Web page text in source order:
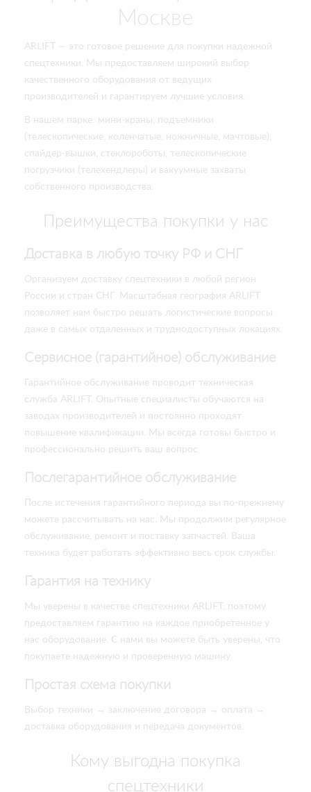
Москве
ARLIFT — это готовое решение для покупки надежной
спецтехники. Мы предоставляем широкий выбор
качественного оборудования от ведущих
производителей и гарантируем лучшие условия.
В нашем парке: мини-краны, подъемники
(телескопические, коленчатые, ножничные, мачтовые),
спайдер-вышки, стеклороботы, телескопические
погрузчики (телехендлеры) и вакуумные захваты
собственного производства.
Преимущества покупки у нас
Доставка в любую точку РФ и СНГ
Организуем доставку спецтехники в любой регион
России и стран СНГ. Масштабная география ARLIFT
позволяет нам быстро решать логистические вопросы
даже в самых отдаленных и труднодоступных локациях.
Сервисное (гарантийное) обслуживание
Гарантийное обслуживание проводит техническая
служба ARLIFT. Опытные специалисты обучаются на
заводах производителей и постоянно проходят
повышение квалификации. Мы всегда готовы быстро и
профессионально решить ваш вопрос.
Послегарантийное обслуживание
После истечения гарантийного периода вы по-прежнему
можете рассчитывать на нас. Мы продолжим регулярное
обслуживание, ремонт и поставку запчастей. Ваша
техника будет работать эффективно весь срок службы.
Гарантия на технику
Мы уверены в качестве спецтехники ARLIFT, поэтому
предоставляем гарантию на каждое приобретенное у
нас оборудование. С нами вы можете быть уверены, что
покупаете надежную и проверенную машину.
Простая схема покупки
Выбор техники → заключение договора → оплата →
доставка оборудования и передача документов.
Кому выгодна покупка
спецтехники